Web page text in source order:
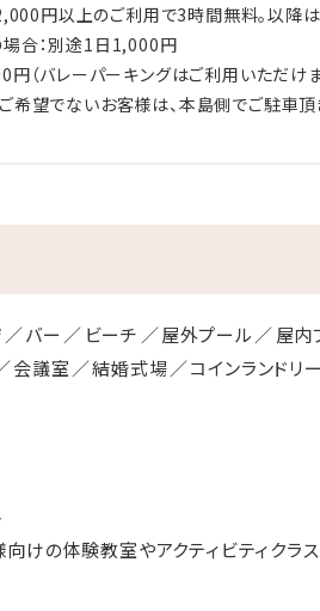
2,000円以上のご利用で3時間無料。以降
場合：別途1日1,000円
（バレーパーキングはご利用いただけま
希望でないお客様は、本島側でご駐車
バー ビーチ 屋外プール 屋内
会議室 結婚式場 コインランドリー
けの体験教室やアクティビティクラ